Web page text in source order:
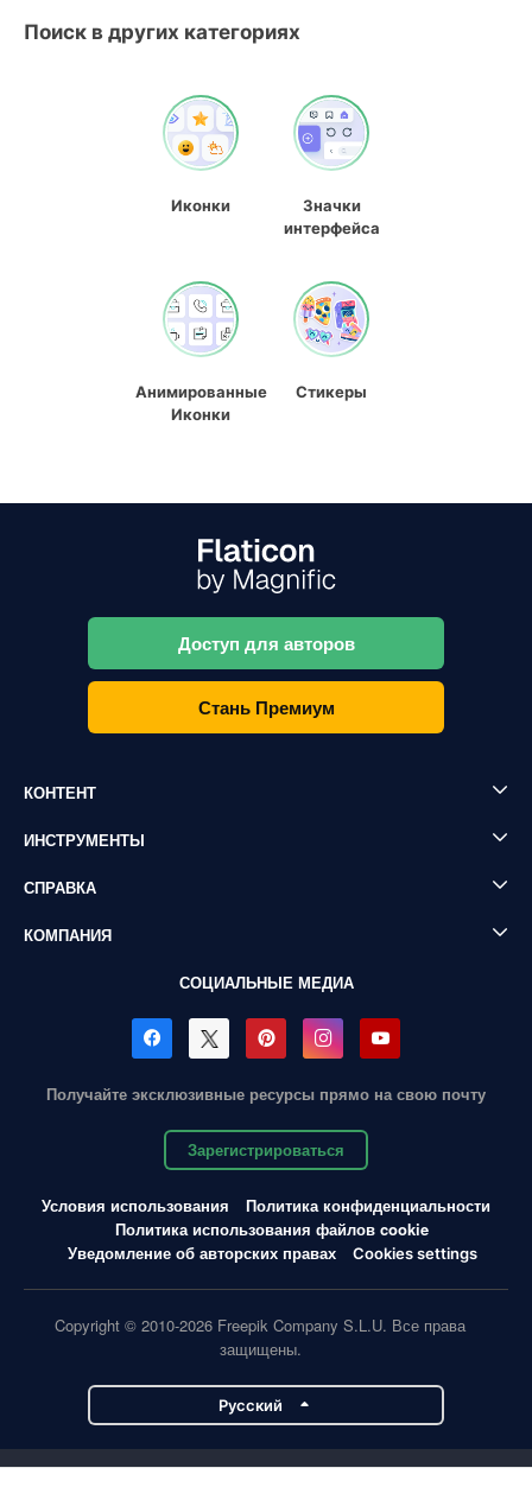
Поиск в других категориях
Иконки
Значки
интерфейса
Анимированные
Иконки
Стикеры
Доступ для авторов
Стань Премиум
КОНТЕНТ
ИНСТРУМЕНТЫ
СПРАВКА
КОМПАНИЯ
СОЦИАЛЬНЫЕ МЕДИА
Получайте эксклюзивные ресурсы прямо на свою почту
Зарегистрироваться
Условия использования
Политика конфиденциальности
Политика использования файлов cookie
Уведомление об авторских правах
Cookies settings
Copyright © 2010-2026 Freepik Company S.L.U. Все права
защищены.
Pусский